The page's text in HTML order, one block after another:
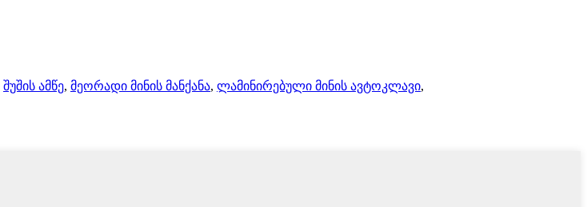
შუშის ამწე, მეორადი მინის მანქანა, ლამინირებული მინის ავტოკლავი,